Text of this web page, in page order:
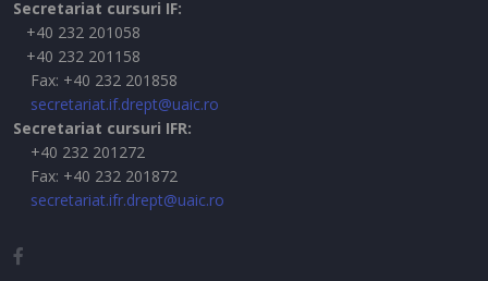
Secretariat cursuri IF:
+40 232 201058
+40 232 201158
Fax: +40 232 201858
secretariat.if.drept@uaic.ro
Secretariat cursuri IFR:
+40 232 201272
Fax: +40 232 201872
secretariat.ifr.drept@uaic.ro